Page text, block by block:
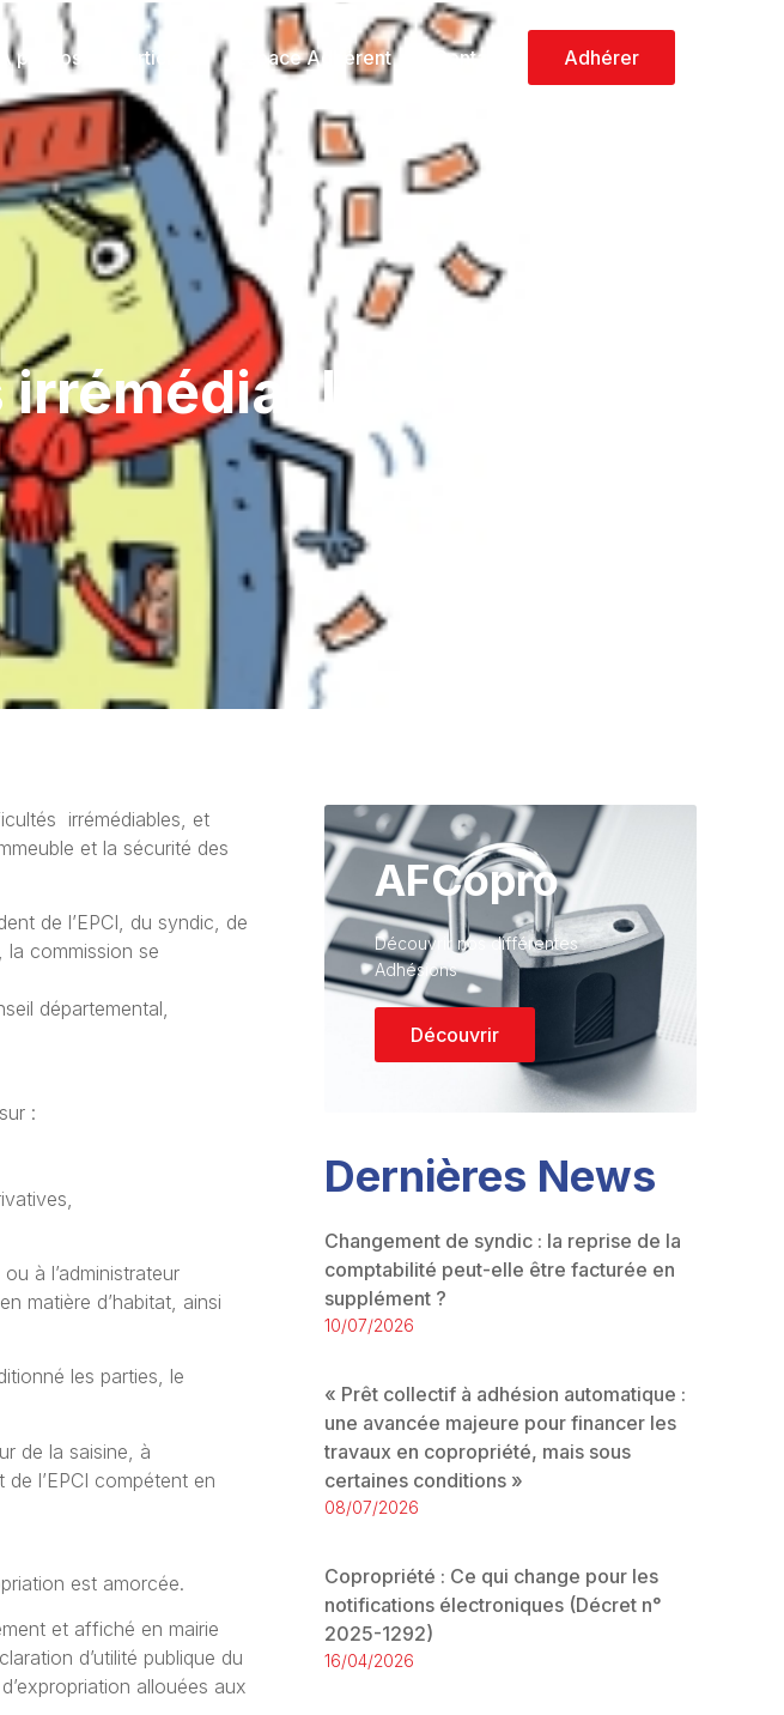
À propos Articles Espace Adhérent Contact Adhérer
: L’état de
irrémédiables, et
et la sécurité des
de l’EPCI, du syndic, de
la commission se
départemental,
:
à l’administrateur
matière d’habitat, ainsi
les parties, le
de la saisine, à
l’EPCI compétent en
est amorcée.
et affiché en mairie
d’utilité publique du
allouées aux
AFCopro
Découvrir nos différentes
Adhésions
Découvrir
Dernières News
Changement de syndic : la reprise de la
comptabilité peut-elle être facturée en
supplément ?
10/07/2026
« Prêt collectif à adhésion automatique :
une avancée majeure pour financer les
travaux en copropriété, mais sous
certaines conditions »
08/07/2026
Copropriété : Ce qui change pour les
notifications électroniques (Décret n°
2025-1292)
16/04/2026